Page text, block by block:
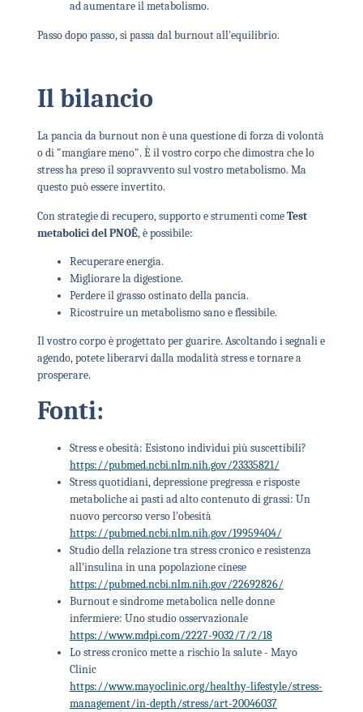
ad aumentare il metabolismo.
Passo dopo passo, si passa dal burnout all'equilibrio.
Il bilancio
La pancia da burnout non è una questione di forza di volontà
o di "mangiare meno". È il vostro corpo che dimostra che lo
stress ha preso il sopravvento sul vostro metabolismo. Ma
questo può essere invertito.
Con strategie di recupero, supporto e strumenti comeTest
metabolici del PNOĒ, è possibile:
Recuperare energia.
Migliorare la digestione.
Perdere il grasso ostinato della pancia.
Ricostruire un metabolismo sano e flessibile.
Il vostro corpo è progettato per guarire. Ascoltando i segnali e
agendo, potete liberarvi dalla modalità stress e tornare a
prosperare.
Fonti:
Stress e obesità: Esistono individui più suscettibili?
https://pubmed.ncbi.nlm.nih.gov/23335821/
Stress quotidiani, depressione pregressa e risposte
metaboliche ai pasti ad alto contenuto di grassi: Un
nuovo percorso verso l'obesità
https://pubmed.ncbi.nlm.nih.gov/19959404/
Studio della relazione tra stress cronico e resistenza
all'insulina in una popolazione cinese
https://pubmed.ncbi.nlm.nih.gov/22692826/
Burnout e sindrome metabolica nelle donne
infermiere: Uno studio osservazionale
https://www.mdpi.com/2227-9032/7/2/18
Lo stress cronico mette a rischio la salute - Mayo
Clinic
https://www.mayoclinic.org/healthy-lifestyle/stress-
management/in-depth/stress/art-20046037